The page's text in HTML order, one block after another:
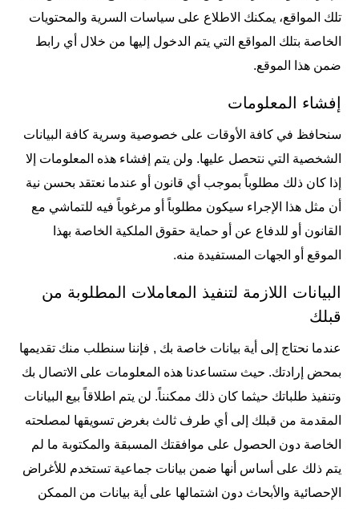
تلك المواقع، يمكنك الاطلاع على سياسات السرية والمحتويات
الخاصة بتلك المواقع التي يتم الدخول إليها من خلال أي رابط
ضمن هذا الموقع.
إفشاء المعلومات
سنحافظ في كافة الأوقات على خصوصية وسرية كافة البيانات
الشخصية التي نتحصل عليها. ولن يتم إفشاء هذه المعلومات إلا
إذا كان ذلك مطلوباً بموجب أي قانون أو عندما نعتقد بحسن نية
أن مثل هذا الإجراء سيكون مطلوباً أو مرغوباً فيه للتماشي مع
القانون أو للدفاع عن أو حماية حقوق الملكية الخاصة بهذا
الموقع أو الجهات المستفيدة منه.
البيانات اللازمة لتنفيذ المعاملات المطلوبة من
قبلك
عندما نحتاج إلى أية بيانات خاصة بك , فإننا سنطلب منك تقديمها
بمحض إرادتك. حيث ستساعدنا هذه المعلومات على الاتصال بك
وتنفيذ طلباتك حيثما كان ذلك ممكنناً. لن يتم اطلاقاً بيع البيانات
المقدمة من قبلك إلى أي طرف ثالث بغرض تسويقها لمصلحته
الخاصة دون الحصول على موافقتك المسبقة والمكتوبة ما لم
يتم ذلك على أساس أنها ضمن بيانات جماعية تستخدم للأغراض
الإحصائية والأبحاث دون اشتمالها على أية بيانات من الممكن